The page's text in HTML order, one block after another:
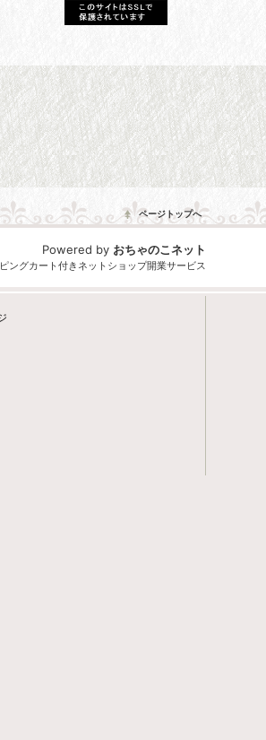
ページトップへ
Powered by おちゃのこネット
ングカート付きネットショップ開業サービス